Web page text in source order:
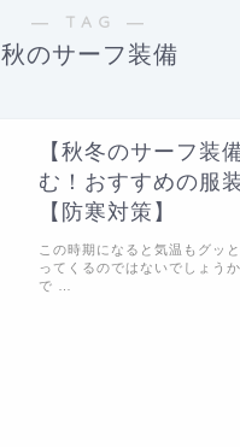
― TAG ―
秋のサーフ装備
【秋冬のサーフ装
む！おすすめの服
【防寒対策】
この時期になると気温もグッ
ってくるのではないでしょう
で …